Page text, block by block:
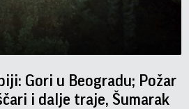
Gori u Beogradu; Požar
i dalje traje, Šumarak